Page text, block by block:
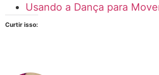
Usando a Dança para
Curtir isso: